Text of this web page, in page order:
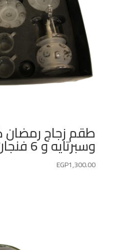
طقم زجاج رمضان
وسبرتايه و 6 فنجان بالاطباق
EGP1,300.00